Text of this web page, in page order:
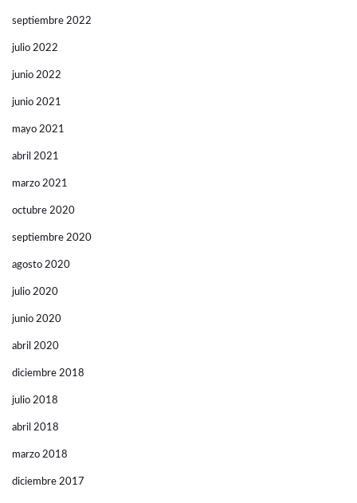
septiembre 2022
julio 2022
junio 2022
junio 2021
mayo 2021
abril 2021
marzo 2021
octubre 2020
septiembre 2020
agosto 2020
julio 2020
junio 2020
abril 2020
diciembre 2018
julio 2018
abril 2018
marzo 2018
diciembre 2017